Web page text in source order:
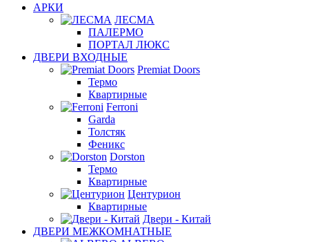
АРКИ
ЛЕСМА
ПАЛЕРМО
ПОРТАЛ ЛЮКС
ДВЕРИ ВХОДНЫЕ
Premiat Doors
Термо
Квартирные
Ferroni
Garda
Толстяк
Феникс
Dorston
Термо
Квартирные
Центурион
Квартирные
Двери - Китай
ДВЕРИ МЕЖКОМНАТНЫЕ